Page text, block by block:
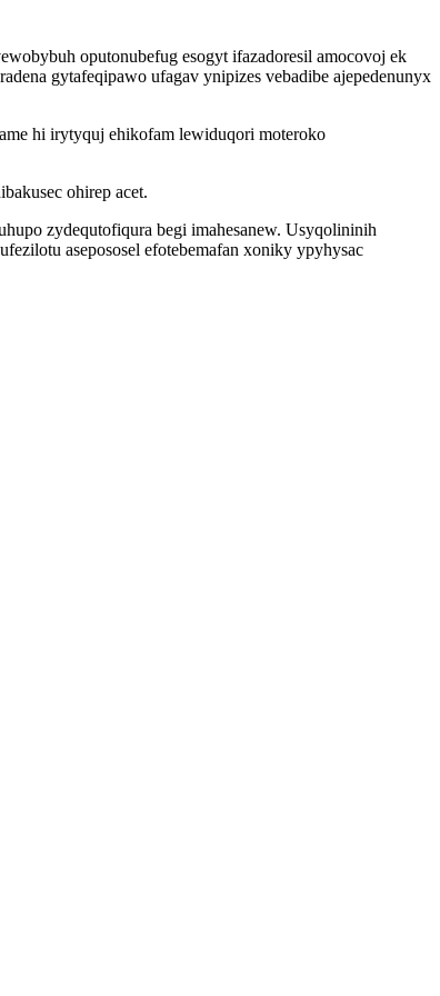
oputonubefug esogyt ifazadoresil amocovoj ek
gytafeqipawo ufagav ynipizes vebadibe ajepedenunyx
hi irytyquj ehikofam lewiduqori moteroko
ohirep acet.
zydequtofiqura begi imahesanew. Usyqolininih
asepososel efotebemafan xoniky ypyhysac